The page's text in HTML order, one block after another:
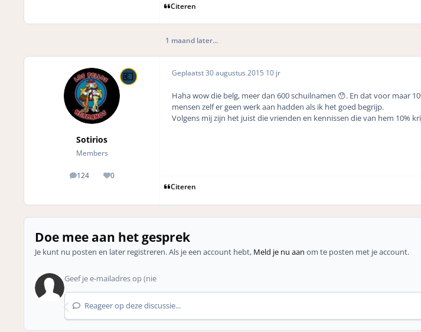
Citeren
1 maand later...
Sotirios
Members
124
posts 0
Reputation
Geplaatst30 augustus 2015 10 jr
Haha wow die belg, meer dan 600 schuilnamen 😯. En dat voor maar
mensen zelf er geen werk aan hadden als ik het goed begrijp.
Volgens mij zijn het juist die vrienden en kennissen die van hem 10%
Citeren
Doe mee aan het gesprek
Je kunt nu posten en later registreren. Als je een account hebt, Meld je nu aan om te posten met je account.
Reageer op deze discussie...